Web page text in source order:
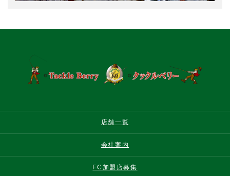
店舗一覧
会社案内
FC加盟店募集